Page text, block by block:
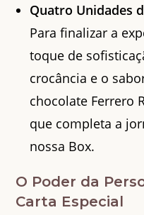
Quatro Unidades
Para finalizar a
toque de
crocância e o
chocolate Ferrero
que completa a
nossa Box.
O Poder da
Carta Especial